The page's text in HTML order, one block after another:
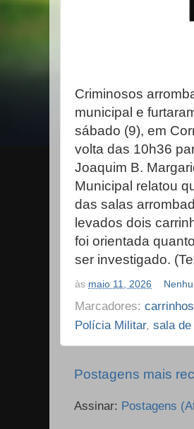
Criminosos
municipal e
sábado (9), em
volta das 10h36
Joaquim B.
Municipal relatou
das salas
levados dois
foi orientada
ser investigado.
às maio 11, 2026
Marcadores:
Polícia Militar, sala
Postagens mais
Assinar: Postagens